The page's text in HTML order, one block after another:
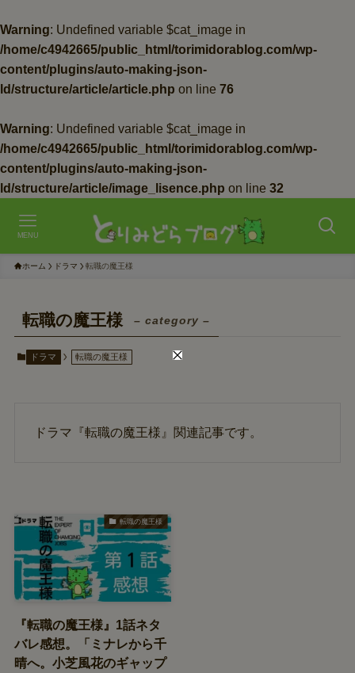
Warning: Undefined variable $cat_image in
/home/c4942665/public_html/torimidorablog.com/wp-
content/plugins/auto-making-json-
ld/structure/article/article.php on line 76
Warning: Undefined variable $cat_image in
/home/c4942665/public_html/torimidorablog.com/wp-
content/plugins/auto-making-json-
ld/structure/article/image_lisence.php on line 32
MENU
ホーム ドラマ 転職の魔王様
転職の魔王様 – category –
ドラマ 転職の魔王様
ドラマ『転職の魔王様』関連記事です。
転職の魔王様
『転職の魔王様』1話ネタ
バレ感想。「ミナレから千
晴へ。小芝風花のギャップ